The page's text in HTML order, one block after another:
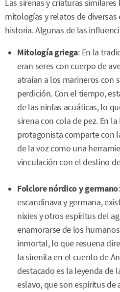
Las sirenas y criaturas
mitologías y relatos de
historia. Algunas de las
Mitología griega: En la
eran seres con cuerpo de
atraían a los marineros con
perdición. Con el tiempo,
de las ninfas acuáticas, lo
sirena con cola de pez. En
protagonista comparte con
de la voz como una
vinculación con el destino
Folclore nórdico y germano
escandinava y germana,
nixies y otros espíritus del
enamorarse de los
inmortal, lo que resuena
la sirenita en el cuento de
destacado es la leyenda de
eslavo, que son espíritus